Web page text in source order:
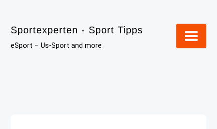
content
Sportexperten - Sport Tipps
eSport – Us-Sport and more